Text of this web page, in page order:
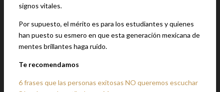
signos vitales.
Por supuesto, el mérito es para los estudiantes y quienes
han puesto su esmero en que esta generación mexicana de
mentes brillantes haga ruido.
Te recomendamos
6 frases que las personas exitosas NO queremos escuchar